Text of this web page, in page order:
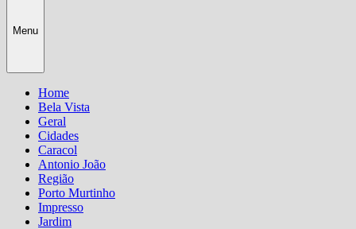
Menu
Home
Bela Vista
Geral
Cidades
Caracol
Antonio João
Região
Porto Murtinho
Impresso
Jardim